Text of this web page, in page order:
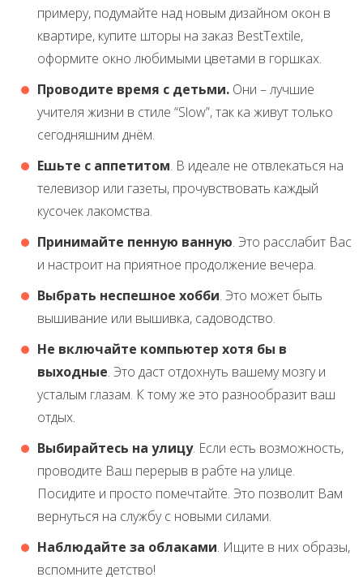
примеру, подумайте над новым дизайном окон в
квартире, купите шторы на заказ BestTextile,
оформите окно любимыми цветами в горшках.
Проводите время с детьми. Они – лучшие
учителя жизни в стиле “Slow”, так ка живут только
сегодняшним днём.
Ешьте с аппетитом. В идеале не отвлекаться на
телевизор или газеты, прочувствовать каждый
кусочек лакомства.
Принимайте пенную ванную. Это расслабит Вас
и настроит на приятное продолжение вечера.
Выбрать неспешное хобби. Это может быть
вышивание или вышивка, садоводство.
Не включайте компьютер хотя бы в
выходные. Это даст отдохнуть вашему мозгу и
усталым глазам. К тому же это разнообразит ваш
отдых.
Выбирайтесь на улицу. Если есть возможность,
проводите Ваш перерыв в рабте на улице.
Посидите и просто помечтайте. Это позволит Вам
вернуться на службу с новыми силами.
Наблюдайте за облаками. Ищите в них образы,
вспомните детство!